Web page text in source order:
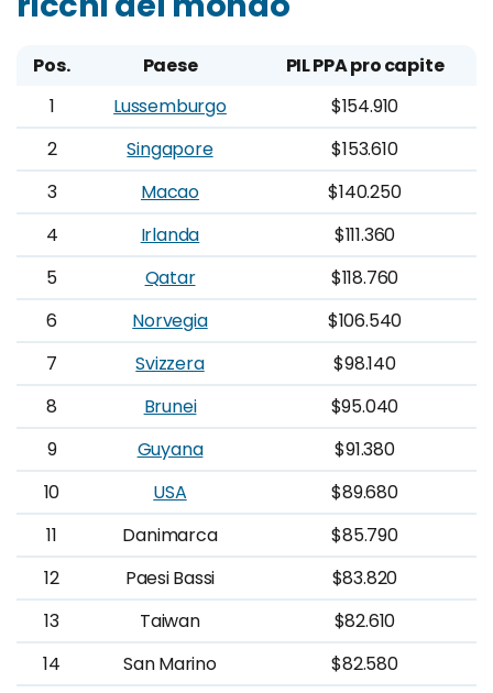
Pos. Paese
PIL PPA pro capite
1
Lussemburgo
$154.910
2
Singapore
$153.610
3
Macao
$140.250
4
Irlanda
$111.360
5
Qatar
$118.760
6
Norvegia
$106.540
7
Svizzera
$98.140
8
Brunei
$95.040
9
Guyana
$91.380
10
USA
$89.680
11
Danimarca
$85.790
12
Paesi Bassi
$83.820
13
Taiwan
$82.610
14
San Marino
$82.580